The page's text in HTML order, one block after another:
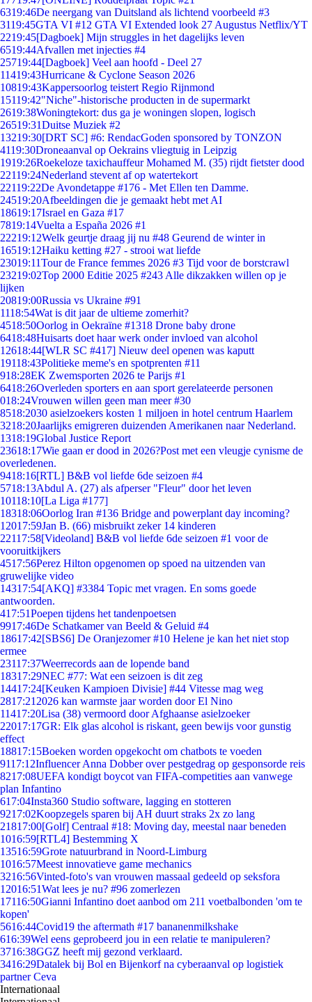
6319:46De neergang van Duitsland als lichtend voorbeeld #3
3119:45GTA VI #12 GTA VI Extended look 27 Augustus Netflix/YT
2219:45[Dagboek] Mijn struggles in het dagelijks leven
6519:44Afvallen met injecties #4
25719:44[Dagboek] Veel aan hoofd - Deel 27
11419:43Hurricane & Cyclone Season 2026
10819:43Kappersoorlog teistert Regio Rijnmond
15119:42"Niche"-historische producten in de supermarkt
2619:38Woningtekort: dus ga je woningen slopen, logisch
26519:31Duitse Muziek #2
13219:30[DRT SC] #6: RendacGoden sponsored by TONZON
4119:30Droneaanval op Oekrains vliegtuig in Leipzig
1919:26Roekeloze taxichauffeur Mohamed M. (35) rijdt fietster dood
22119:24Nederland stevent af op watertekort
22119:22De Avondetappe #176 - Met Ellen ten Damme.
24519:20Afbeeldingen die je gemaakt hebt met AI
18619:17Israel en Gaza #17
7819:14Vuelta a España 2026 #1
22219:12Welk geurtje draag jij nu #48 Geurend de winter in
16519:12Haiku ketting #27 - strooi wat liefde
23019:11Tour de France femmes 2026 #3 Tijd voor de borstcrawl
23219:02Top 2000 Editie 2025 #243 Alle dikzakken willen op je
lijken
20819:00Russia vs Ukraine #91
1118:54Wat is dit jaar de ultieme zomerhit?
4518:50Oorlog in Oekraïne #1318 Drone baby drone
6418:48Huisarts doet haar werk onder invloed van alcohol
12618:44[WLR SC #417] Nieuw deel openen was kaputt
19118:43Politieke meme's en spotprenten #11
918:28EK Zwemsporten 2026 te Parijs #1
6418:26Overleden sporters en aan sport gerelateerde personen
018:24Vrouwen willen geen man meer #30
8518:2030 asielzoekers kosten 1 miljoen in hotel centrum Haarlem
3218:20Jaarlijks emigreren duizenden Amerikanen naar Nederland.
1318:19Global Justice Report
23618:17Wie gaan er dood in 2026?Post met een vleugje cynisme de
overledenen.
9418:16[RTL] B&B vol liefde 6de seizoen #4
5718:13Abdul A. (27) als afperser "Fleur" door het leven
10118:10[La Liga #177]
18318:06Oorlog Iran #136 Bridge and powerplant day incoming?
12017:59Jan B. (66) misbruikt zeker 14 kinderen
22117:58[Videoland] B&B vol liefde 6de seizoen #1 voor de
vooruitkijkers
4517:56Perez Hilton opgenomen op spoed na uitzenden van
gruwelijke video
14317:54[AKQ] #3384 Topic met vragen. En soms goede
antwoorden.
417:51Poepen tijdens het tandenpoetsen
9917:46De Schatkamer van Beeld & Geluid #4
18617:42[SBS6] De Oranjezomer #10 Helene je kan het niet stop
ermee
23117:37Weerrecords aan de lopende band
18317:29NEC #77: Wat een seizoen is dit zeg
14417:24[Keuken Kampioen Divisie] #44 Vitesse mag weg
2817:21 2026 kan warmste jaar worden door El Nino
11417:20Lisa (38) vermoord door Afghaanse asielzoeker
22017:17GR: Elk glas alcohol is riskant, geen bewijs voor gunstig
effect
18817:15Boeken worden opgekocht om chatbots te voeden
9117:12Influencer Anna Dobber over pestgedrag op gesponsorde reis
8217:08UEFA kondigt boycot van FIFA-competities aan vanwege
plan Infantino
617:04Insta360 Studio software, lagging en stotteren
9217:02Koopzegels sparen bij AH duurt straks 2x zo lang
21817:00[Golf] Centraal #18: Moving day, meestal naar beneden
1016:59[RTL4] Bestemming X
13516:59Grote natuurbrand in Noord-Limburg
1016:57Meest innovatieve game mechanics
3216:56Vinted-foto's van vrouwen massaal gedeeld op seksfora
12016:51Wat lees je nu? #96 zomerlezen
17116:50Gianni Infantino doet aanbod om 211 voetbalbonden 'om te
kopen'
5616:44Covid19 the aftermath #17 bananenmilkshake
616:39Wel eens geprobeerd jou in een relatie te manipuleren?
3716:38GGZ heeft mij gezond verklaard.
3416:29Datalek bij Bol en Bijenkorf na cyberaanval op logistiek
partner Ceva
Internationaal